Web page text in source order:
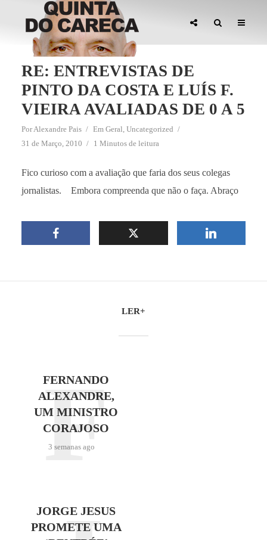
RE: ENTREVISTAS DE
PINTO DA COSTA E LUÍS F.
VIEIRA AVALIADAS DE 0 A 5
PorAlexandre Pais Em Geral, Uncategorized
31 de Março, 2010
1 Minutos de leitura
Fico curioso com a avaliação que faria dos seus colegas
jornalistas. Embora compreenda que não o faça. Abraço
LER+
FERNANDO
ALEXANDRE,
UM MINISTRO
CORAJOSO
3 semanas ago
F
JORGE JESUS
PROMETE UMA